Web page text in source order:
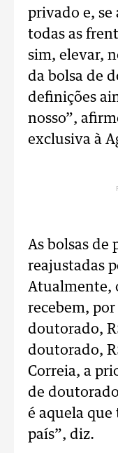
privado e, se
todas as
sim, elevar,
da bolsa de
definições
nosso”,
exclusiva à
As bolsas de
reajustadas
Atualmente,
recebem,
doutorado,
doutorado,
Correia, a
de
é aquela que
país”, diz.